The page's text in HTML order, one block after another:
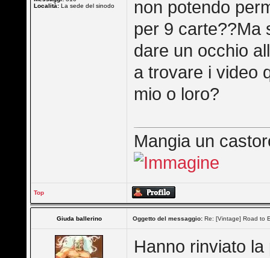
Località: La sede del sinodo
non potendo
per 9 carte??Ma
dare un occhio
a trovare i video
mio o loro?
Mangia un
Top
Giuda ballerino Oggetto del messaggio: Re: [Vintage] Road to
Hanno rinviato